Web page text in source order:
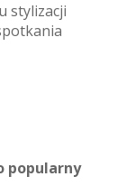
stylizacji
popularny